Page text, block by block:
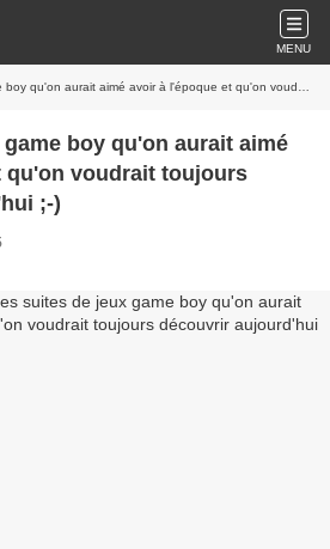
MENU
aimé avoir à l'époque et qu'on voudrait toujours découvrir aujourd'hui ;-)
boy qu'on aurait aimé
qu'on voudrait toujours
;-)